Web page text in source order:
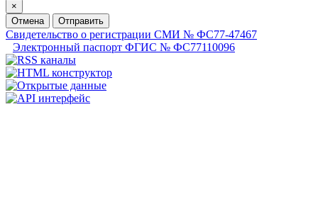
×
Отмена
Отправить
Свидетельство о регистрации СМИ № ФС77-47467
Электронный паспорт ФГИС № ФС77110096